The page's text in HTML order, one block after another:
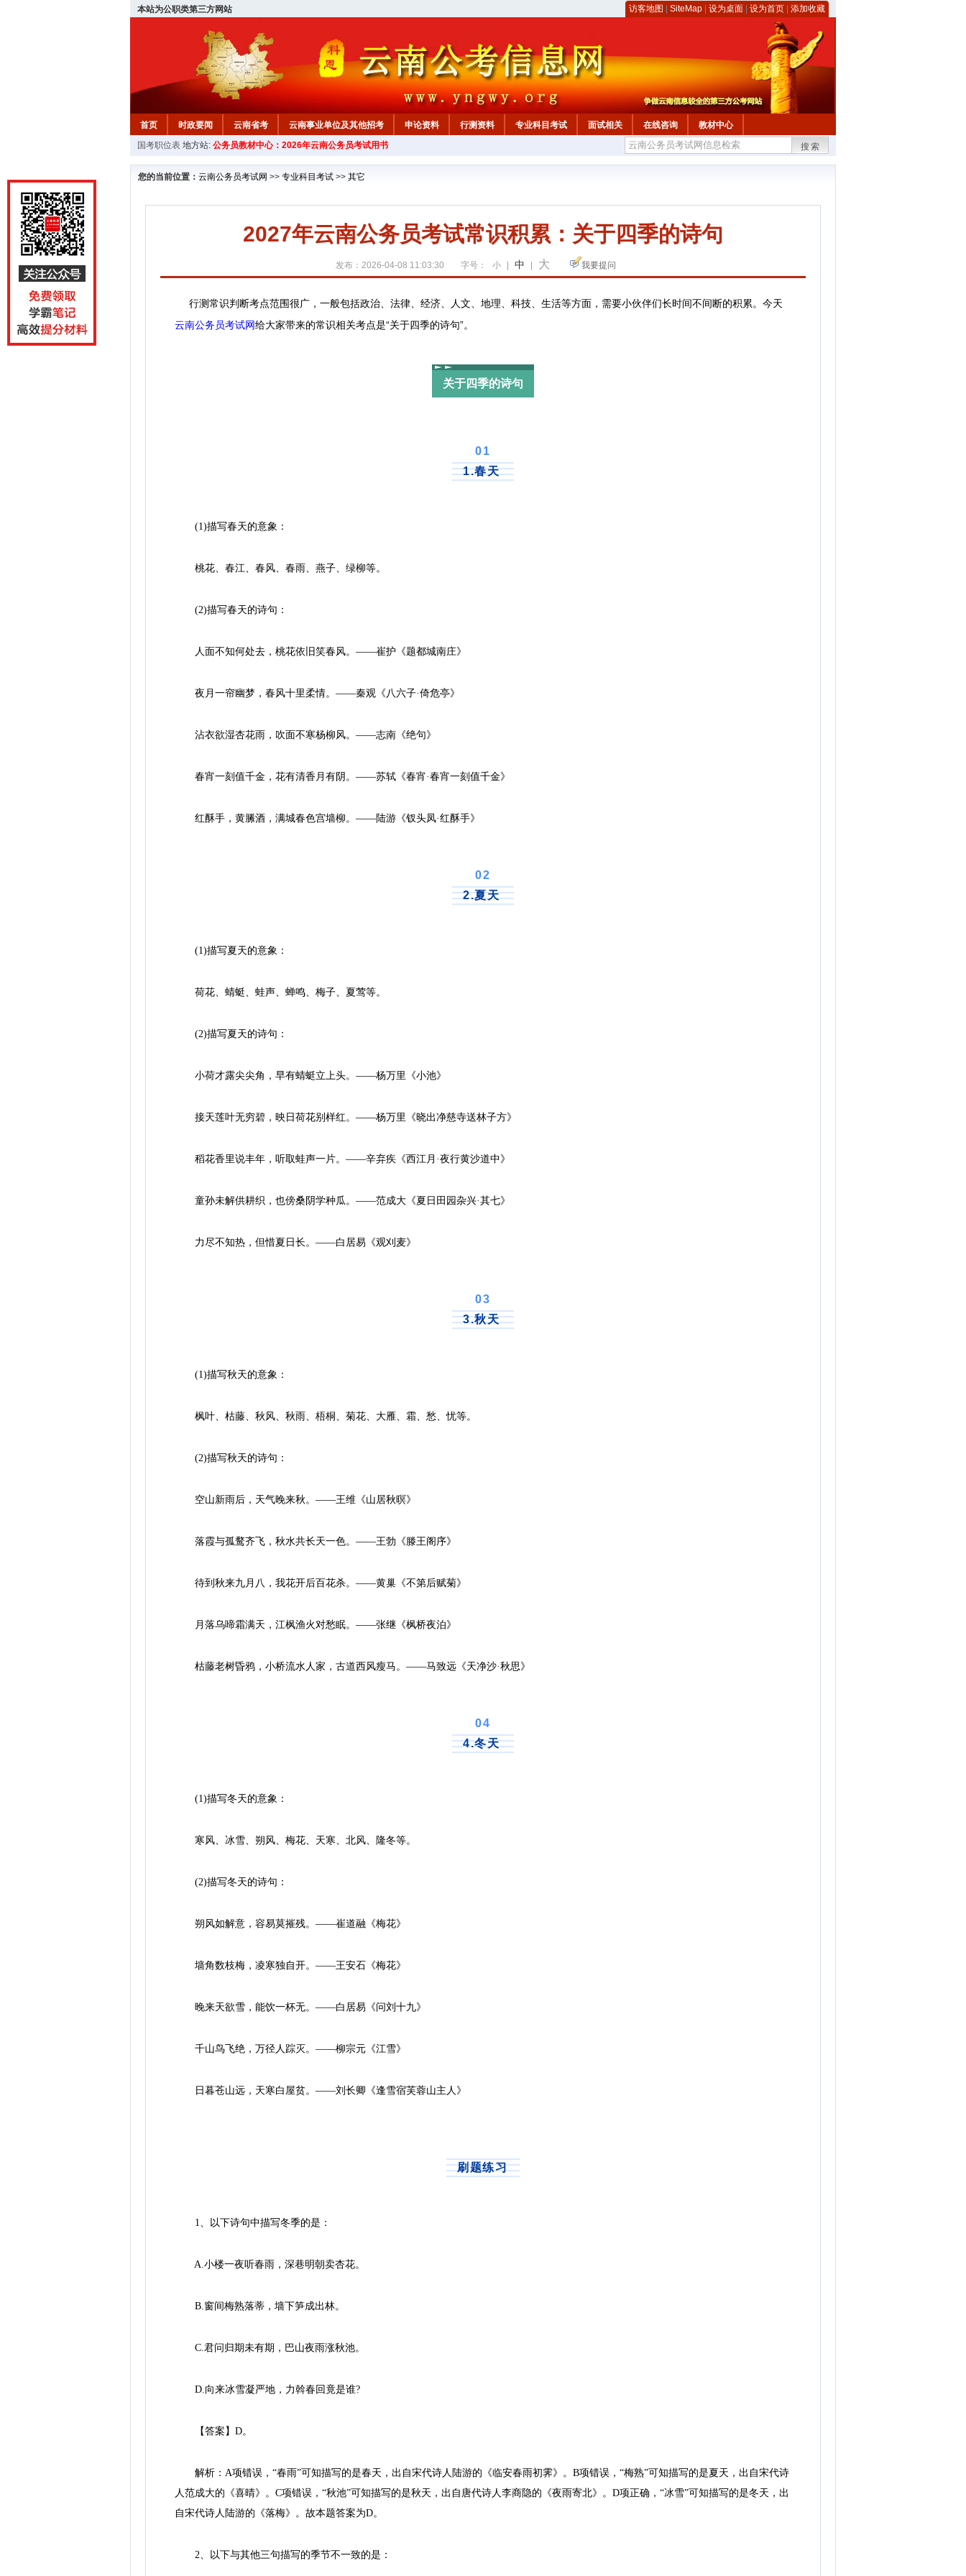
本站为公职类第三方网站 访客地图 SiteMap 设为桌面 设为首页 添加收藏
首页 时政要闻 云南省考 云南事业单位及其他招考 申论资料 行测资料 专业科目考试 面试相关 在线咨询
教材中心
国考职位表 地方站: 公务员教材中心：2026年云南公务员考试用书 搜索
您的当前位置： 云南公务员考试网 >> 专业科目考试 >> 其它
2027年云南公务员考试常识积累：关于四季的诗句
发布：2026-04-08 11:03:30 字号： 小 中 大 我要提问
行测常识判断考点范围很广，一般包括政治、法律、经济、人文、地理、科技、生活等方面，需要小伙伴们长时间不间断的积累。今天
云南公务员考试网给大家带来的常识相关考点是“关于四季的诗句”。
关于四季的诗句
01
1.春天
(1)描写春天的意象：
桃花、春江、春风、春雨、燕子、绿柳等。
(2)描写春天的诗句：
人面不知何处去，桃花依旧笑春风。——崔护《题都城南庄》
夜月一帘幽梦，春风十里柔情。——秦观《八六子·倚危亭》
沾衣欲湿杏花雨，吹面不寒杨柳风。——志南《绝句》
春宵一刻值千金，花有清香月有阴。——苏轼《春宵·春宵一刻值千金》
红酥手，黄縢酒，满城春色宫墙柳。——陆游《钗头凤·红酥手》
02
2.夏天
(1)描写夏天的意象：
荷花、蜻蜓、蛙声、蝉鸣、梅子、夏莺等。
(2)描写夏天的诗句：
小荷才露尖尖角，早有蜻蜓立上头。——杨万里《小池》
接天莲叶无穷碧，映日荷花别样红。——杨万里《晓出净慈寺送林子方》
稻花香里说丰年，听取蛙声一片。——辛弃疾《西江月·夜行黄沙道中》
童孙未解供耕织，也傍桑阴学种瓜。——范成大《夏日田园杂兴·其七》
力尽不知热，但惜夏日长。——白居易《观刈麦》
03
3.秋天
(1)描写秋天的意象：
枫叶、枯藤、秋风、秋雨、梧桐、菊花、大雁、霜、愁、忧等。
(2)描写秋天的诗句：
空山新雨后，天气晚来秋。——王维《山居秋暝》
落霞与孤鹜齐飞，秋水共长天一色。——王勃《滕王阁序》
待到秋来九月八，我花开后百花杀。——黄巢《不第后赋菊》
月落乌啼霜满天，江枫渔火对愁眠。——张继《枫桥夜泊》
枯藤老树昏鸦，小桥流水人家，古道西风瘦马。——马致远《天净沙·秋思》
04
4.冬天
(1)描写冬天的意象：
寒风、冰雪、朔风、梅花、天寒、北风、隆冬等。
(2)描写冬天的诗句：
朔风如解意，容易莫摧残。——崔道融《梅花》
墙角数枝梅，凌寒独自开。——王安石《梅花》
晚来天欲雪，能饮一杯无。——白居易《问刘十九》
千山鸟飞绝，万径人踪灭。——柳宗元《江雪》
日暮苍山远，天寒白屋贫。——刘长卿《逢雪宿芙蓉山主人》
刷题练习
1、以下诗句中描写冬季的是：
A.小楼一夜听春雨，深巷明朝卖杏花。
B.窗间梅熟落蒂，墙下笋成出林。
C.君问归期未有期，巴山夜雨涨秋池。
D.向来冰雪凝严地，力斡春回竟是谁?
【答案】D。
解析：A项错误，“春雨”可知描写的是春天，出自宋代诗人陆游的《临安春雨初霁》。B项错误，“梅熟”可知描写的是夏天，出自宋代诗
人范成大的《喜晴》。C项错误，“秋池”可知描写的是秋天，出自唐代诗人李商隐的《夜雨寄北》。D项正确，“冰雪”可知描写的是冬天，出
自宋代诗人陆游的《落梅》。故本题答案为D。
2、以下与其他三句描写的季节不一致的是：